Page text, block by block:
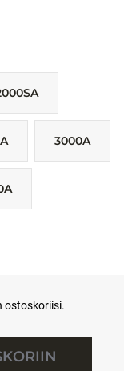
3000A
ostoskoriisi.